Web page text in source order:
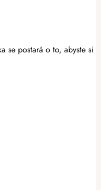
se postará o to, abyste